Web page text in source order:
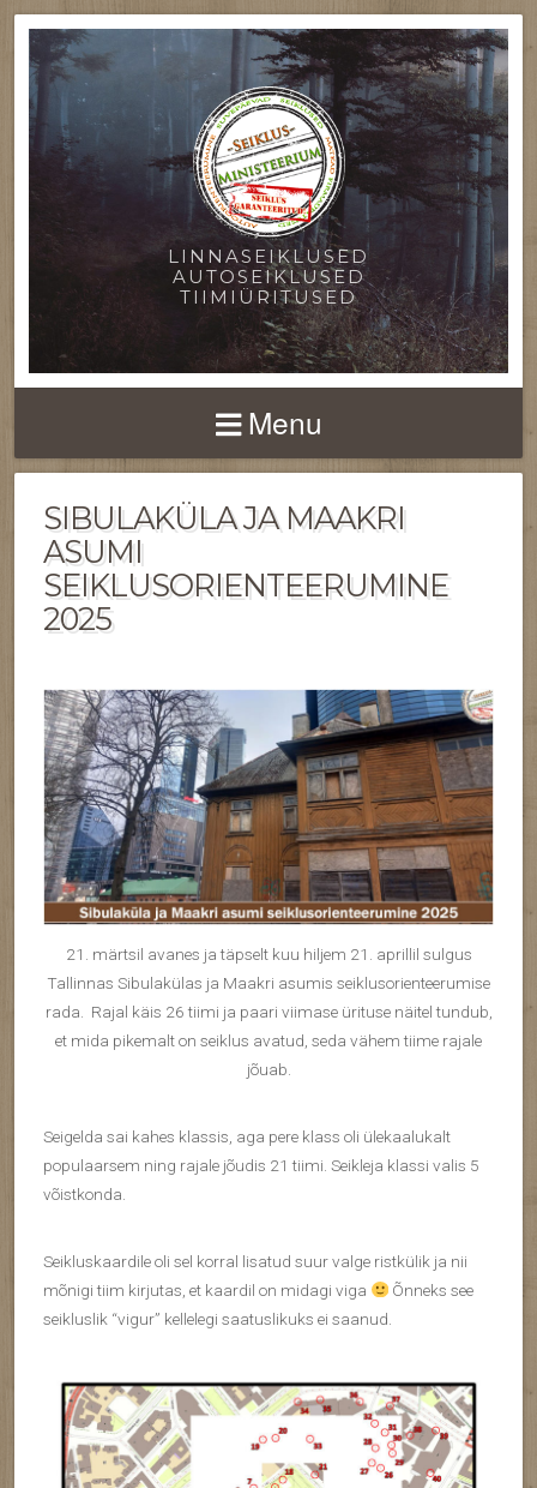
LINNASEIKLUSED
AUTOSEIKLUSED
TIIMIÜRITUSED
Menu
SIBULAKÜLA JA MAAKRI
ASUMI
SEIKLUSORIENTEERUMINE
2025
21. märtsil avanes ja täpselt kuu hiljem 21. aprillil sulgus
Tallinnas Sibulakülas ja Maakri asumis seiklusorienteerumise
rada. Rajal käis 26 tiimi ja paari viimase ürituse näitel tundub,
et mida pikemalt on seiklus avatud, seda vähem tiime rajale
jõuab.
Seigelda sai kahes klassis, aga pere klass oli ülekaalukalt
populaarsem ning rajale jõudis 21 tiimi. Seikleja klassi valis 5
võistkonda.
Seikluskaardile oli sel korral lisatud suur valge ristkülik ja nii
mõnigi tiim kirjutas, et kaardil on midagi viga
Õnneks see
seikluslik “vigur” kellelegi saatuslikuks ei saanud.